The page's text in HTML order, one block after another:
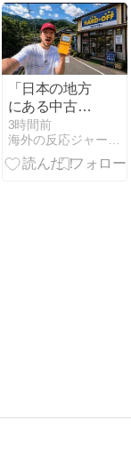
去最高に」
「日本の地方
にある中古品
店に行ってレ
トロ品を探し
てみた」海外
3時間前
海外の反応ジャーナル